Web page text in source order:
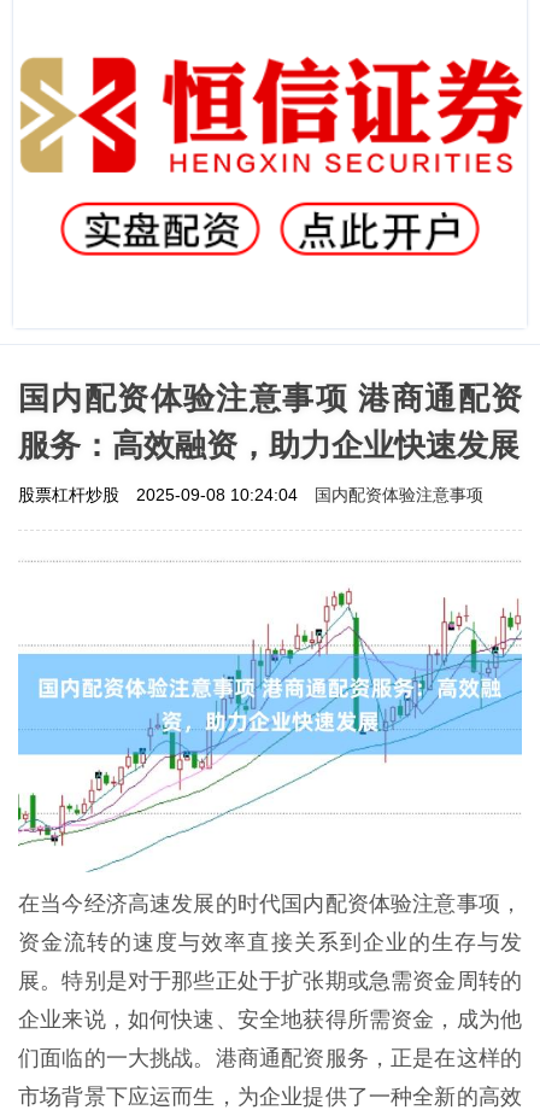
国内配资体验注意事项 港商通配资
服务：高效融资，助力企业快速发展
股票杠杆炒股 2025-09-08 10:24:04 国内配资体验注意事项
在当今经济高速发展的时代国内配资体验注意事项，
资金流转的速度与效率直接关系到企业的生存与发
展。特别是对于那些正处于扩张期或急需资金周转的
企业来说，如何快速、安全地获得所需资金，成为他
们面临的一大挑战。港商通配资服务，正是在这样的
市场背景下应运而生，为企业提供了一种全新的高效